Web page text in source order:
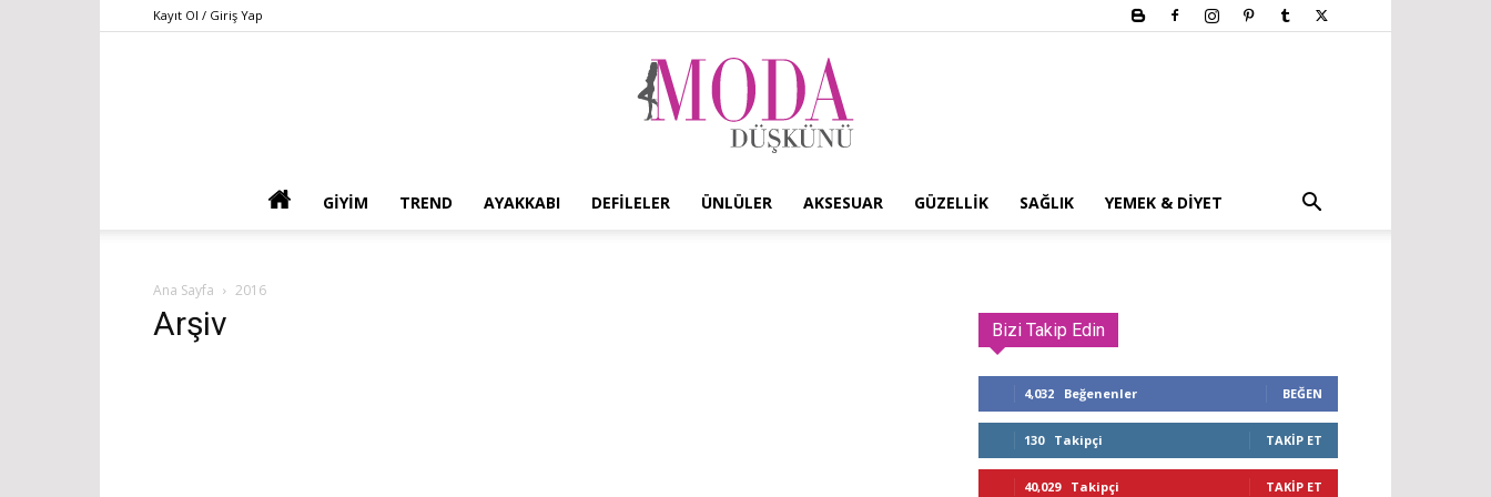
Kayıt Ol / Giriş Yap
GIYIM TREND AYAKKABI DEFILELER ÜNLÜLER AKSESUAR GÜZELLIK SAĞLIK YEMEK & DIYET
Ana Sayfa 2016
Arşiv Bizi Takip Edin
4,032 Beğenenler BEĞEN
130 Takipçi TAKIP ET
40,029 Takipçi TAKIP ET